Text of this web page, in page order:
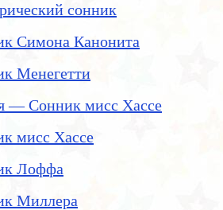
сонник
Симона Канонита
Менегетти
— Сонник мисс Хассе
мисс Хассе
Лоффа
Миллера